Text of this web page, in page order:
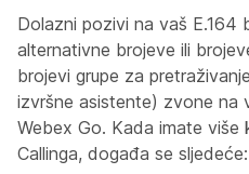
Dolazni pozivi na vaš E.164
alternativne brojeve ili
brojevi grupe za
izvršne asistente) zvone na
Webex Go. Kada imate više
Callinga, događa se sljedeće: